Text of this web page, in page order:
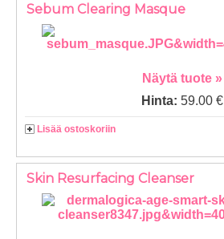
Sebum Clearing Masque
Näytä tuote »
Hinta:59.00 €
Lisää ostoskoriin
Skin Resurfacing Cleanser